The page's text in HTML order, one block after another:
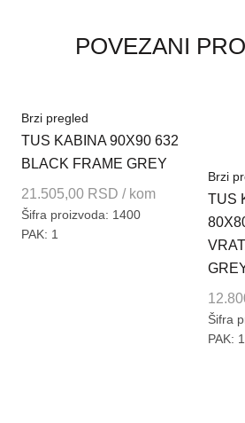
POVEZANI
Brzi pregled
TUS KABINA 90X90 632
BLACK FRAME GREY
21.505,00 RSD / kom
Šifra proizvoda: 1400
PAK: 1
Brzi
TUS
Šifra
PAK: 1